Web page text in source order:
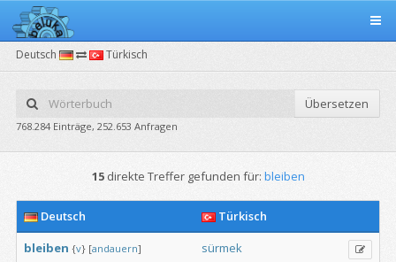
Deutsch Türkisch
Übersetzen
768.284 Einträge, 252.653 Anfragen
15 direkte Treffer gefunden für: bleiben
Deutsch
Türkisch
bleiben {v} [andauern] sürmek